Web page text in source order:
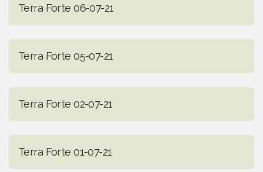
Terra Forte 06-07-21
Terra Forte 05-07-21
Terra Forte 02-07-21
Terra Forte 01-07-21